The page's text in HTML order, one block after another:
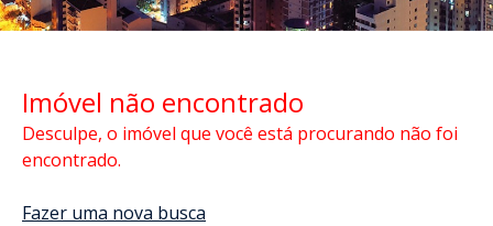
Imóvel não encontrado
Desculpe, o imóvel que você está procurando não foi
encontrado.
Fazer uma nova busca